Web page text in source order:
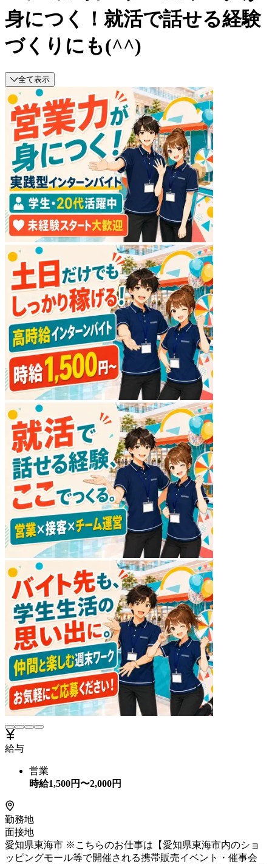
身につく！就活で話せる経験
づくりにも(^^)
全て表示
給与
営業
時給1,500円〜2,000円
勤務地
面接地
愛知県東海市 ※こちらのお仕事は【愛知県東海市内のショ
ッピングモール等で開催される携帯販売イベント・催事会